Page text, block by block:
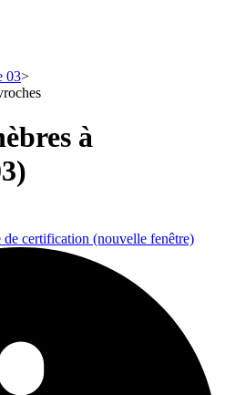
03
à
de certification (nouvelle fenêtre)